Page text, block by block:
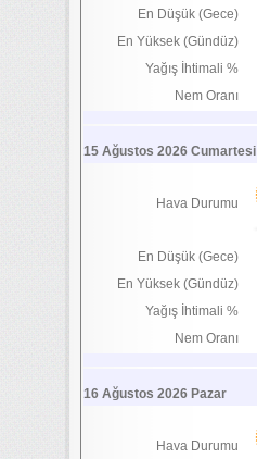
En Düşük (Gece)
En Yüksek (Gündüz)
Yağış İhtimali %
Nem Oranı
15 Ağustos 2026 Cumartesi
Hava Durumu
En Düşük (Gece)
En Yüksek (Gündüz)
Yağış İhtimali %
Nem Oranı
16 Ağustos 2026 Pazar
Hava Durumu